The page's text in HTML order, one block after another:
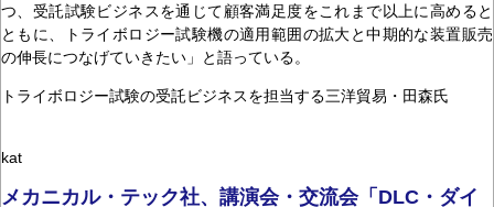
つ、受託試験ビジネスを通じて顧客満足度をこれまで以上に高めると
ともに、トライボロジー試験機の適用範囲の拡大と中期的な装置販売
の伸長につなげていきたい」と語っている。
トライボロジー試験の受託ビジネスを担当する三洋貿易・田森氏
kat
メカニカル・テック社、講演会・交流会「DLC・ダイ